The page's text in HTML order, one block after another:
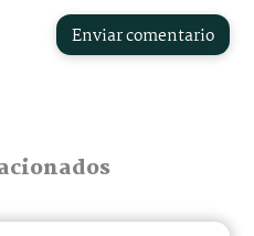
Enviar comentario